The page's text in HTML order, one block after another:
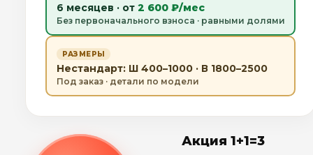
6 месяцев · от 2 600 ₽/мес
Без первоначального взноса · равными долями
РАЗМЕРЫ
Нестандарт: Ш 400–1000 · В 1800–2500
Под заказ · детали по модели
Акция 1+1=3